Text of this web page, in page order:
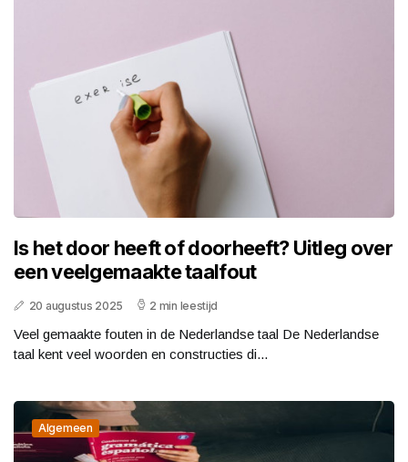
Is het door heeft of doorheeft? Uitleg over
een veelgemaakte taalfout
20 augustus 2025 2 min leestijd
Veel gemaakte fouten in de Nederlandse taal De Nederlandse
taal kent veel woorden en constructies di...
Algemeen